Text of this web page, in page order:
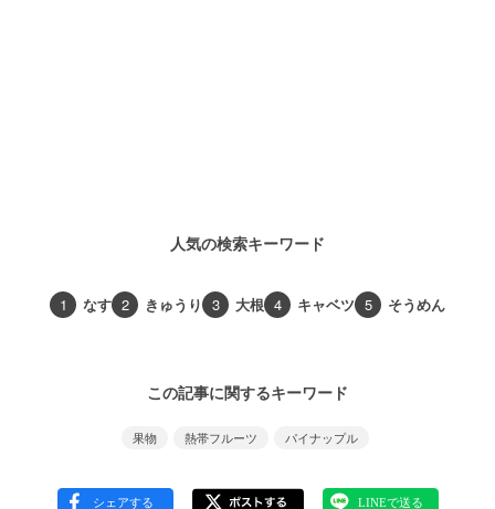
人気の検索キーワード
1 なす 2 きゅうり 3 大根 4 キャベツ 5 そうめん
この記事に関するキーワード
果物 熱帯フルーツ パイナップル